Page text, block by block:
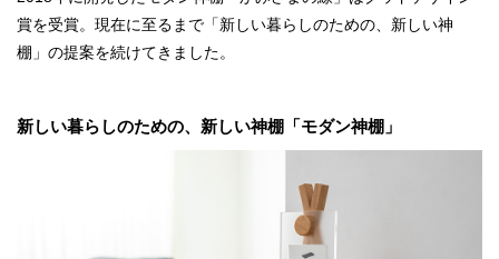
賞を受賞。現在に至るまで「新しい暮らしのための、新しい神
棚」の提案を続けてきました。
新しい暮らしのための、新しい神棚「モダン神棚」